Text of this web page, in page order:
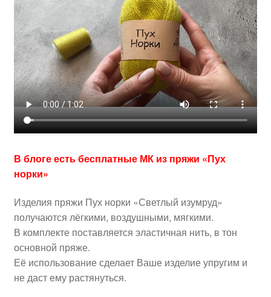
В блоге есть бесплатные МК из пряжи «Пух
норки»
Изделия пряжи Пух норки «Светлый изумруд»
получаются лёгкими, воздушными, мягкими.
В комплекте поставляется эластичная нить, в тон
основной пряже.
Её использование сделает Ваше изделие упругим и
не даст ему растянуться.